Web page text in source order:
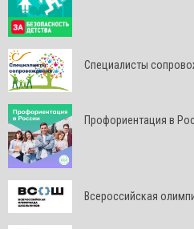
Специалисты
Профориентация в
Всероссийская